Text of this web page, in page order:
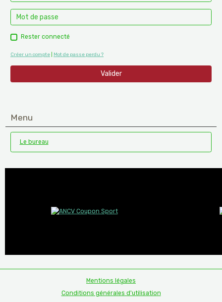
Rester connecté
Créer un compte Mot de passe perdu ?
Valider
Menu
Le bureau
Mentions légales
Conditions générales d'utilisation